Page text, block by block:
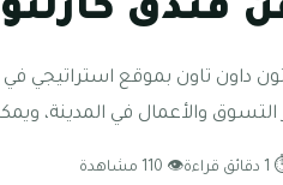
فندق
داون تاون بموقع استراتيجي
التسوق والأعمال في المدينة،
قراءة 👁 110 مشاهدة